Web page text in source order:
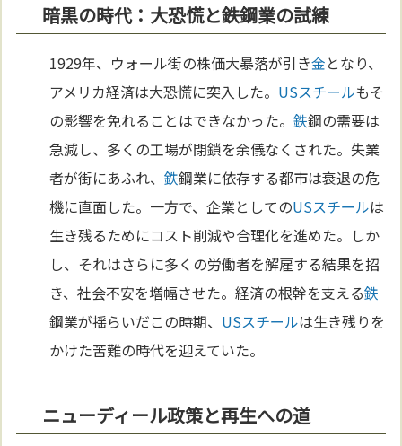
暗黒の時代：大恐慌と鉄鋼業の試練
1929年、ウォール街の株価大暴落が引き金となり、
アメリカ経済は大恐慌に突入した。 USスチールもそ
の影響を免れることはできなかった。鉄鋼の需要は
急減し、多くの工場が閉鎖を余儀なくされた。失業
者が街にあふれ、鉄鋼業に依存する都市は衰退の危
機に直面した。一方で、企業としてのUSスチールは
生き残るためにコスト削減や合理化を進めた。しか
し、それはさらに多くの労働者を解雇する結果を招
き、社会不安を増幅させた。経済の根幹を支える鉄
鋼業が揺らいだこの時期、 USスチールは生き残りを
かけた苦難の時代を迎えていた。
ニューディール政策と再生への道